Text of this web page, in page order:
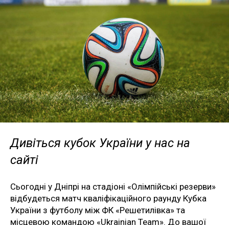
Дивіться кубок України у нас на
сайті
Сьогодні у Дніпрі на стадіоні «Олімпійські резерви»
відбудеться матч кваліфікаційного раунду Кубка
України з футболу між ФК «Решетилівка» та
місцевою командою «Ukrainian Team». До вашої